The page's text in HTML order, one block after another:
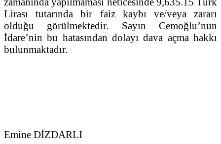
Lirası tutarında bir faiz kaybı ve/veya zararı
olduğu görülmektedir. Sayın Cemoğlu’nun
İdare’nin bu hatasından dolayı dava açma hakkı
bulunmaktadır.
Emine DİZDARLI